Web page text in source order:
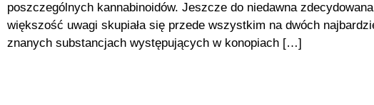
poszczególnych kannabinoidów. Jeszcze do niedawna zdecydowana
większość uwagi skupiała się przede wszystkim na dwóch
znanych substancjach występujących w konopiach […]